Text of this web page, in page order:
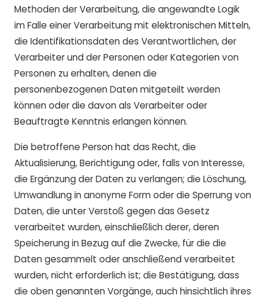
Methoden der Verarbeitung, die angewandte Logik
im Falle einer Verarbeitung mit elektronischen Mitteln,
die Identifikationsdaten des Verantwortlichen, der
Verarbeiter und der Personen oder Kategorien von
Personen zu erhalten, denen die
personenbezogenen Daten mitgeteilt werden
können oder die davon als Verarbeiter oder
Beauftragte Kenntnis erlangen können.
Die betroffene Person hat das Recht, die
Aktualisierung, Berichtigung oder, falls von Interesse,
die Ergänzung der Daten zu verlangen; die Löschung,
Umwandlung in anonyme Form oder die Sperrung von
Daten, die unter Verstoß gegen das Gesetz
verarbeitet wurden, einschließlich derer, deren
Speicherung in Bezug auf die Zwecke, für die die
Daten gesammelt oder anschließend verarbeitet
wurden, nicht erforderlich ist; die Bestätigung, dass
die oben genannten Vorgänge, auch hinsichtlich ihres